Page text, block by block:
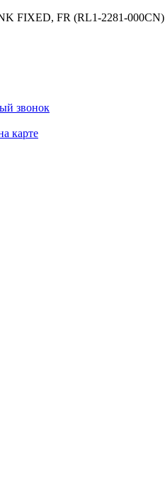
FIXED, FR (RL1-2281-000CN)
звонок
карте